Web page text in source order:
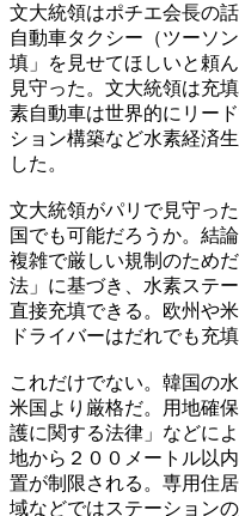
文大統領はポチエ会長の
自動車タクシー（ツーソ
填」を見せてほしいと頼
見守った。文大統領は充
素自動車は世界的にリー
ション構築など水素経済
した。
文大統領がパリで見守っ
国でも可能だろうか。結
複雑で厳しい規制のため
法」に基づき、水素ステ
直接充填できる。欧州や
ドライバーはだれでも充
これだけでない。韓国の
米国より厳格だ。用地確
護に関する法律」などに
地から２００メートル以
置が制限される。専用住
域などではステーション